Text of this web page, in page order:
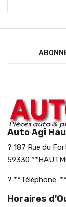
Auto Agi
? 187 Rue du
59330
? **Téléphone :**
Horaires